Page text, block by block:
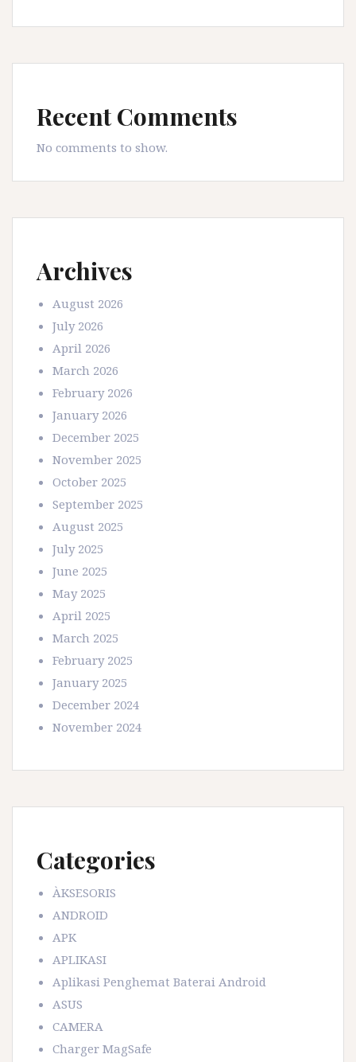
Recent Comments
No comments to show.
Archives
August 2026
July 2026
April 2026
March 2026
February 2026
January 2026
December 2025
November 2025
October 2025
September 2025
August 2025
July 2025
June 2025
May 2025
April 2025
March 2025
February 2025
January 2025
December 2024
November 2024
Categories
ÀKSESORIS
ANDROID
APK
APLIKASI
Aplikasi Penghemat Baterai Android
ASUS
CAMERA
Charger MagSafe